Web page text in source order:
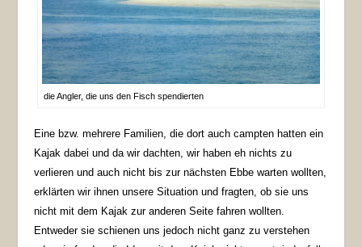
die Angler, die uns den Fisch spendierten
Eine bzw. mehrere Familien, die dort auch campten hatten ein
Kajak dabei und da wir dachten, wir haben eh nichts zu
verlieren und auch nicht bis zur nächsten Ebbe warten wollten,
erklärten wir ihnen unsere Situation und fragten, ob sie uns
nicht mit dem Kajak zur anderen Seite fahren wollten.
Entweder sie schienen uns jedoch nicht ganz zu verstehen